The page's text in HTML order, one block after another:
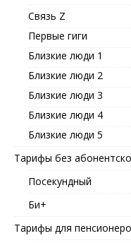
Связь Z
Первые гиги
Близкие люди 1
Близкие люди 2
Близкие люди 3
Близкие люди 4
Близкие люди 5
Тарифы без
Посекундный
Би+
Тарифы для